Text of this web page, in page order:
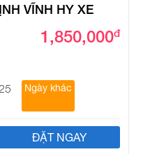
VĨNH HY XE
1,850,000đ
Ngày khác
ĐẶT NGAY